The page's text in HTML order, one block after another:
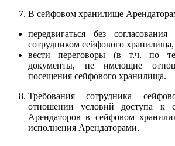
В сейфовом хранилище
передвигаться без
сотрудником сейфового хранилища,
вести переговоры (в т.ч. по
документы, не имеющие
посещения сейфового хранилища.
Требования сотрудника
отношении условий доступа к
Арендаторов в сейфовом
исполнения Арендаторами.